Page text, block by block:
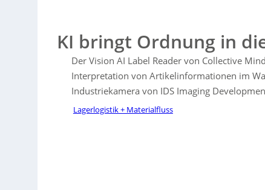
KI bringt Ordnung in
Der Vision AI Label Reader von Collective
Interpretation von Artikelinformationen im
Industriekamera von IDS Imaging
Lagerlogistik + Materialfluss